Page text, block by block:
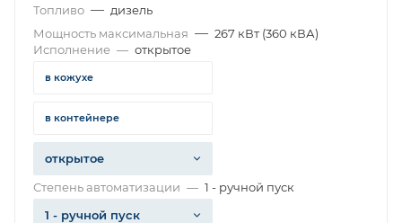
Топливо — дизель
Мощность максимальная — 267 кВт (360 кВА)
Исполнение — открытое
в кожухе
в контейнере
открытое
Степень автоматизации — 1 - ручной пуск
1 - ручной пуск